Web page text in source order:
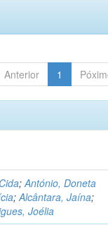
Anterior 1
;António, Doneta
;Alcântara, Jaína;
Joélia